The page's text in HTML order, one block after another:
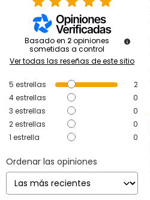
Basado en 2 opiniones
sometidas a control
Ver todas las reseñas de este sitio
5 estrellas
2
4estrellas
0
3 estrellas
0
2estrellas
0
1 estrella 0
Ordenar las opiniones